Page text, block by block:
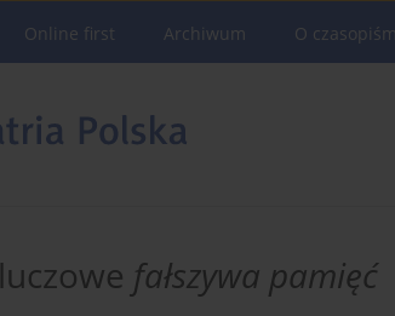
Online first Archiwum O
fałszywa pamięć